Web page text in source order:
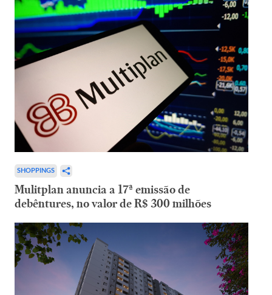
SHOPPINGS
Mulitplan anuncia a 17ª emissão de
debêntures, no valor de R$ 300 milhões